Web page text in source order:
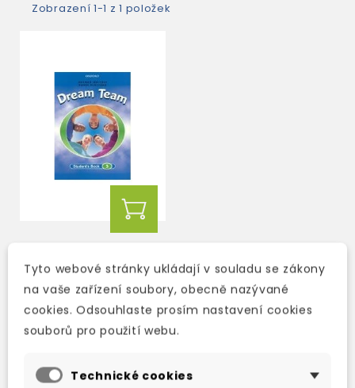
Zobrazení 1-1 z 1 položek
STUDENT'S BOOK
skladem (ihned
expedujeme)
Tyto webové stránky ukládají v souladu se zákony
na vaše zařízení soubory, obecně nazývané
cookies. Odsouhlaste prosím nastavení cookies
souborů pro použití webu.
Technické cookies